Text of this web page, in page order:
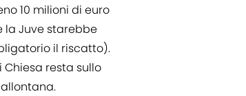
10 milioni di euro
la Juve starebbe
il riscatto).
resta sullo